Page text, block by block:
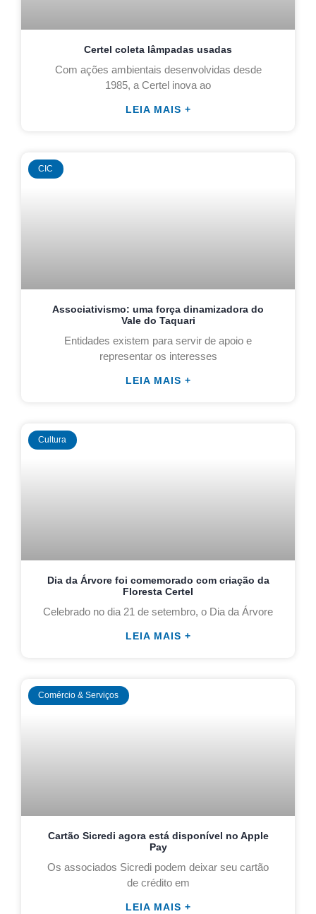
Certel coleta lâmpadas usadas
Com ações ambientais desenvolvidas desde
1985, a Certel inova ao
LEIA MAIS +
CIC
Associativismo: uma força dinamizadora do
Vale do Taquari
Entidades existem para servir de apoio e
representar os interesses
LEIA MAIS +
Cultura
Dia da Árvore foi comemorado com criação da
Floresta Certel
Celebrado no dia 21 de setembro, o Dia da Árvore
LEIA MAIS +
Comércio & Serviços
Cartão Sicredi agora está disponível no Apple
Pay
Os associados Sicredi podem deixar seu cartão
de crédito em
LEIA MAIS +